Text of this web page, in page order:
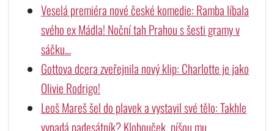
Veselá premiéra nové české komedie: Ramba líbala
svého ex Mádla! Noční tah Prahou s šesti gramy v
sáčku…
Gottova dcera zveřejnila nový klip: Charlotte je jako
Olivie Rodrigo!
Leoš Mareš šel do plavek a vystavil své tělo: Takhle
vypadá padesátník? Klobouček, píšou mu